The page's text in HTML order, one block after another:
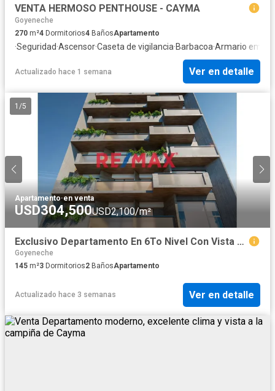
VENTA HERMOSO PENTHOUSE - CAYMA
Goyeneche
270 m²4 Dormitorios4 BañosApartamento
·Seguridad·Ascensor·Caseta de vigilancia·Barbacoa·Armario
Actualizado hace 1 semana Ver en detalle
1 /5
Apartamento·en venta
USD304,500USD2,100/m²
Exclusivo Departamento En 6To Nivel Con Vista A Campiña - En Construccion - Cayma
Goyeneche
145 m²3 Dormitorios2 BañosApartamento
Actualizado hace 3 semanas Ver en detalle